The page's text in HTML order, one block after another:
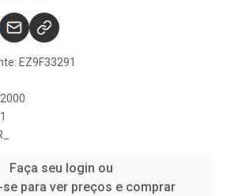
EZ9F33291
Faça seu login ou
para ver preços e comprar